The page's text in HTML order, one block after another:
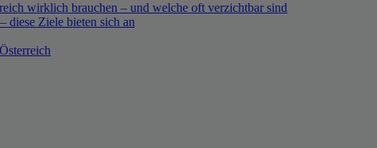
wirklich brauchen – und welche oft verzichtbar sind
diese Ziele bieten sich an